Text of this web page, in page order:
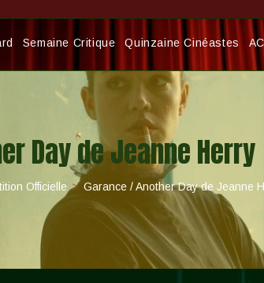
Semaine Critique Quinzaine Cinéastes
Day de Jeanne Herry
Officielle > Garance / Another Day de Jeanne